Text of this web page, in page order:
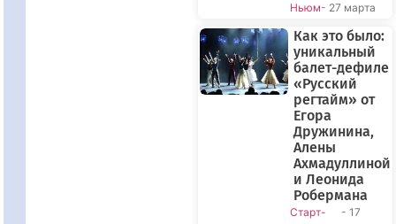
Ньюм- 27 марта
Как это было:
уникальный
балет-дефиле
«Русский
регтайм» от
Егора
Дружинина,
Алены
Ахмадуллиной
и Леонида
Робермана
Старт-
- 17